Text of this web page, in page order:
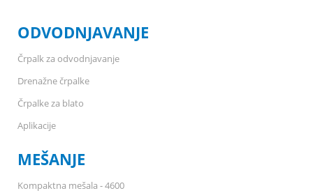
ODVODNJAVANJE
Črpalk za odvodnjavanje
Drenažne črpalke
Črpalke za blato
Aplikacije
MEŠANJE
Kompaktna mešala - 4600